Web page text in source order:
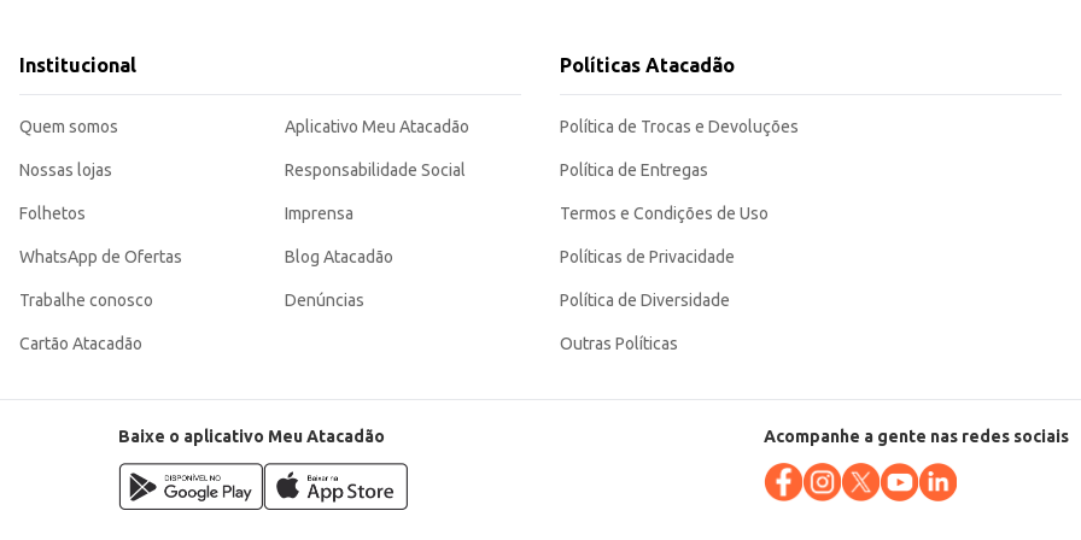
apresentação em lata garante a conservação do produto, mantendo suas características
de lucro para o revendedor.
Institucional
Quem somos
Nossas lojas
Folhetos
WhatsApp de Ofertas
Trabalhe conosco
Cartão Atacadão
Aplicativo Meu Atacadão
Responsabilidade Social
Imprensa
Blog Atacadão
Denúncias
Políticas Atacadão
Política de Trocas e Devoluções
Política de Entregas
Termos e Condições de Uso
Políticas de Privacidade
Política de Diversidade
Outras Políticas
Baixe o aplicativo Meu Atacadão Acompanhe a gente nas redes sociais